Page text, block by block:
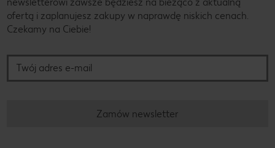
newsletterowi zawsze będziesz na bieżąco z aktualną
ofertą i zaplanujesz zakupy w naprawdę niskich cenach.
Czekamy na Ciebie!
Zamów newsletter